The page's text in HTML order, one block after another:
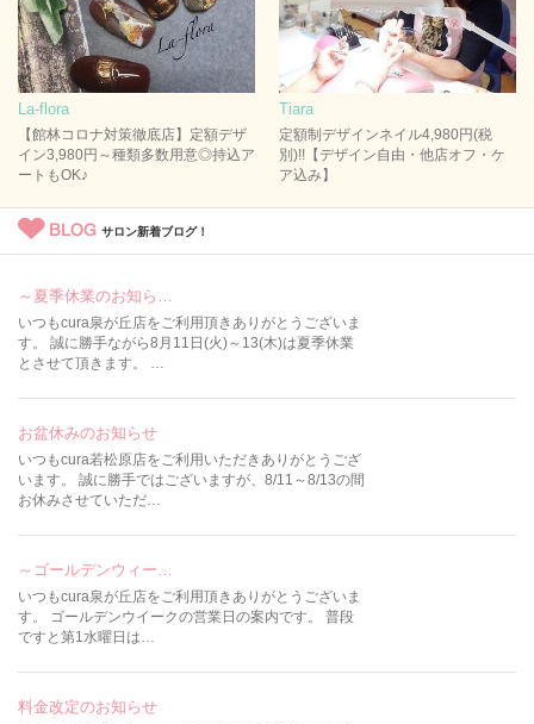
La-flora
【館林コロナ対策徹底店】定額デザ
イン3,980円～種類多数用意◎持込ア
ートもOK♪
Tiara
定額制デザインネイル4,980円(税
別)!!【デザイン自由・他店オフ・ケ
ア込み】
BLOG サロン新着ブログ！
～夏季休業のお知ら…
いつもcura泉が丘店をご利用頂きありがとうございま
す。 誠に勝手ながら8月11日(火)～13(木)は夏季休業
とさせて頂きます。 …
お盆休みのお知らせ
いつもcura若松原店をご利用いただきありがとうござ
います。 誠に勝手ではございますが、8/11～8/13の間
お休みさせていただ…
～ゴールデンウィー…
いつもcura泉が丘店をご利用頂きありがとうございま
す。 ゴールデンウイークの営業日の案内です。 普段
ですと第1水曜日は…
料金改定のお知らせ